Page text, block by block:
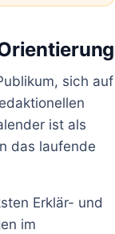
sich auf
ist als
das laufende
Erklär- und
im